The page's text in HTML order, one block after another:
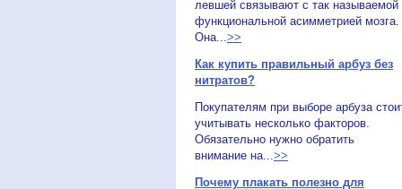
левшей связывают с так называемой
функциональной асимметрией мозга.
Она...>>
Как купить правильный арбуз без
нитратов?
Покупателям при выборе арбуза
учитывать несколько факторов.
Обязательно нужно обратить
внимание на...>>
Почему плакать полезно для